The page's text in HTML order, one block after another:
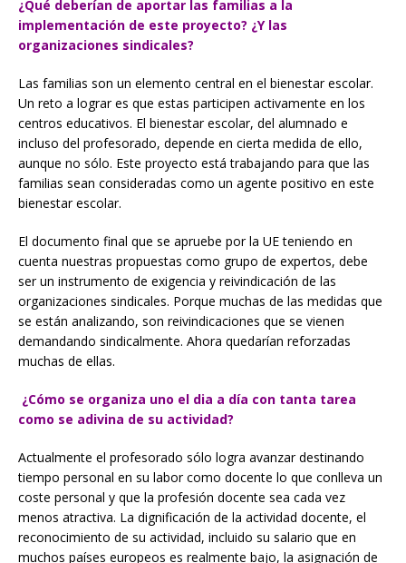
¿Qué deberían de aportar las familias a la
implementación de este proyecto? ¿Y las
organizaciones sindicales?
Las familias son un elemento central en el bienestar escolar.
Un reto a lograr es que estas participen activamente en los
centros educativos. El bienestar escolar, del alumnado e
incluso del profesorado, depende en cierta medida de ello,
aunque no sólo. Este proyecto está trabajando para que las
familias sean consideradas como un agente positivo en este
bienestar escolar.
El documento final que se apruebe por la UE teniendo en
cuenta nuestras propuestas como grupo de expertos, debe
ser un instrumento de exigencia y reivindicación de las
organizaciones sindicales. Porque muchas de las medidas que
se están analizando, son reivindicaciones que se vienen
demandando sindicalmente. Ahora quedarían reforzadas
muchas de ellas.
¿Cómo se organiza uno el dia a día con tanta tarea
como se adivina de su actividad?
Actualmente el profesorado sólo logra avanzar destinando
tiempo personal en su labor como docente lo que conlleva un
coste personal y que la profesión docente sea cada vez
menos atractiva. La dignificación de la actividad docente, el
reconocimiento de su actividad, incluido su salario que en
muchos países europeos es realmente bajo, la asignación de